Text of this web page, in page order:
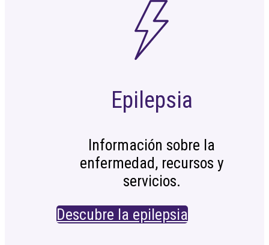
Epilepsia
Información sobre la
enfermedad, recursos y
servicios.
Descubre la epilepsia